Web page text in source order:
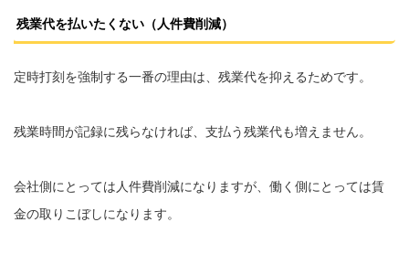
残業代を払いたくない（人件費削減）
定時打刻を強制する一番の理由は、残業代を抑えるためです。
残業時間が記録に残らなければ、支払う残業代も増えません。
会社側にとっては人件費削減になりますが、働く側にとっては賃
金の取りこぼしになります。